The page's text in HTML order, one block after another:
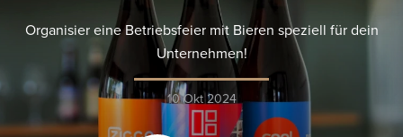
Organisier eine Betriebsfeier mit Bieren speziell für dein
Unternehmen!
10 Okt 2024